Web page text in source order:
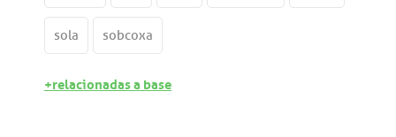
sola sobcoxa
+relacionadas a base